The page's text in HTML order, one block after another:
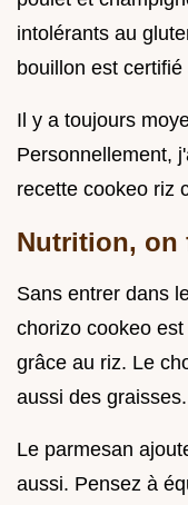
intolérants au
bouillon est
Il y a toujours
Personnellement,
recette cookeo riz
Nutrition, on
Sans entrer dans
chorizo cookeo
grâce au riz. Le
aussi des graisses.
Le parmesan
aussi. Pensez à